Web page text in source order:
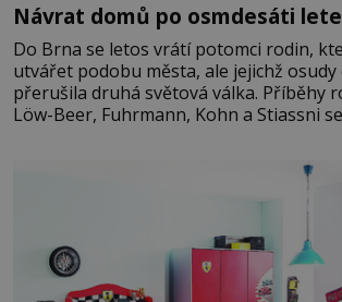
Návrat domů po osmdesáti
Do Brna se letos vrátí potomci rodin,
utvářet podobu města, ale jejichž
přerušila druhá světová válka. Příběhy
Löw-Beer, Fuhrmann, Kohn a Stiassni
kultury ŠTETL FEST 2026. Některé
jednoduché. Místa, která si člověk